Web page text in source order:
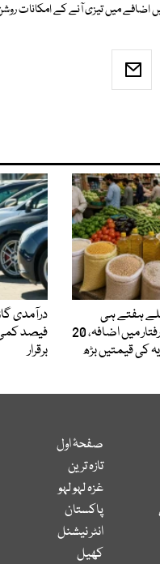
میں تیزی آنے کے امکانات
ہفتے ہی
مہنگائی کی رفتار میں اضافہ، 20
کی قیمتیں بڑھ
فیصد کمی
برقرار
صفحۂ اول
تازہ ترین
غزہ لہو لہو
پاکستان
انٹر نیشنل
کھیل